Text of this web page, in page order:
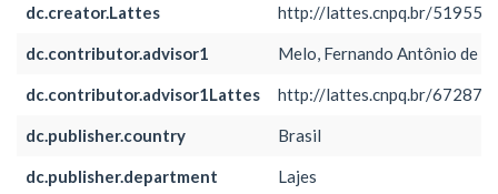
dc.creator.Lattes http://lattes.cnpq.br/
dc.contributor.advisor1 Melo, Fernando Antônio de
dc.contributor.advisor1Lattes http://lattes.cnpq.br/
dc.publisher.country Brasil
dc.publisher.department Lajes